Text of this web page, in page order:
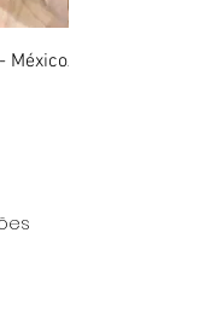
MéxicoAnel Golden